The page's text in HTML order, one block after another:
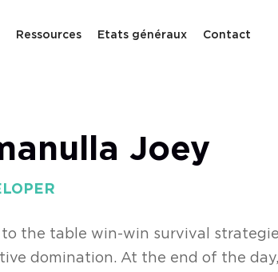
Ressources Etats généraux Contact
Joey
the table win-win survival
domination. At the end of the